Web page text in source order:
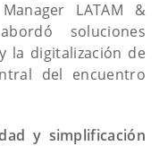
LATAM &
soluciones
la digitalización de
del encuentro
y simplificación